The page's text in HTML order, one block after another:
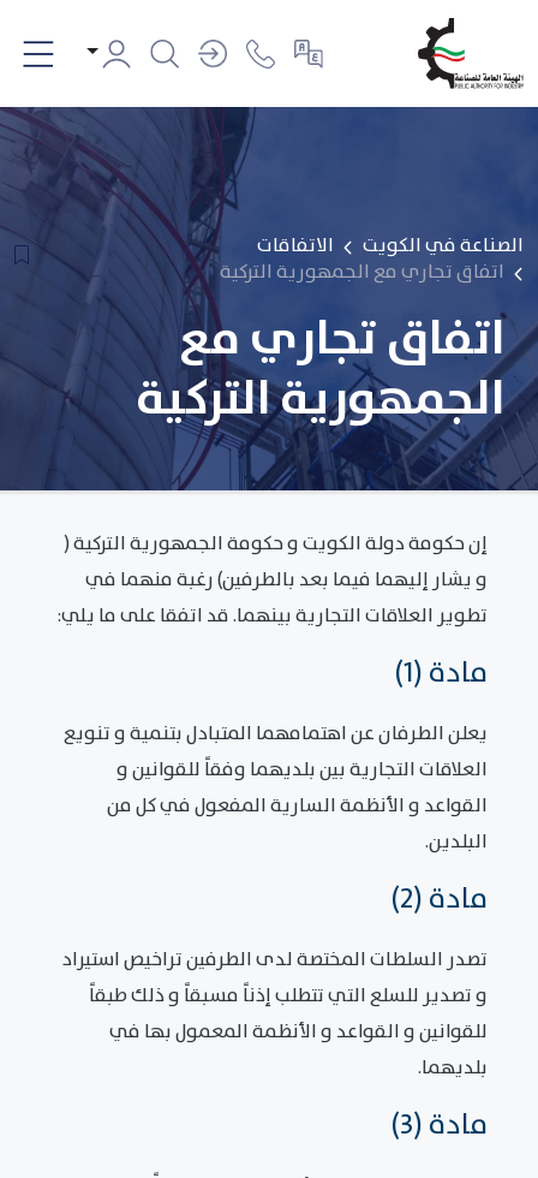
الصناعة في الكويت
الاتفاقات
اتفاق تجاري مع الجمهورية التركية
اتفاق تجاري مع
الجمهورية التركية
إن حكومة دولة الكويت و حكومة الجمهورية التركية (
و يشار إليهما فيما بعد بالطرفين) رغبة منهما في
تطوير العلاقات التجارية بينهما. قد اتفقا على ما يلي:
مادة (1)
يعلن الطرفان عن اهتمامهما المتبادل بتنمية و تنويع
العلاقات التجارية بين بلديهما وفقاً للقوانين و
القواعد و الأنظمة السارية المفعول في كل من
البلدين.
مادة (2)
تصدر السلطات المختصة لدى الطرفين تراخيص استيراد
و تصدير للسلع التي تتطلب إذناً مسبقاً و ذلك طبقاً
للقوانين و القواعد و الأنظمة المعمول بها في
بلديهما.
مادة (3)